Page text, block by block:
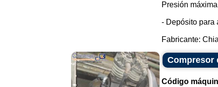
Presión
- Depósito para
Fabricante:
Compresor
Código